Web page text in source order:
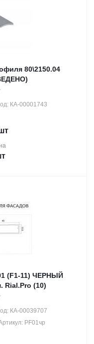
80\2150.04
КА-00001743
(F1-11) ЧЕРНЫЙ
Rial.Pro (10)
КА-00039707
PF01чр